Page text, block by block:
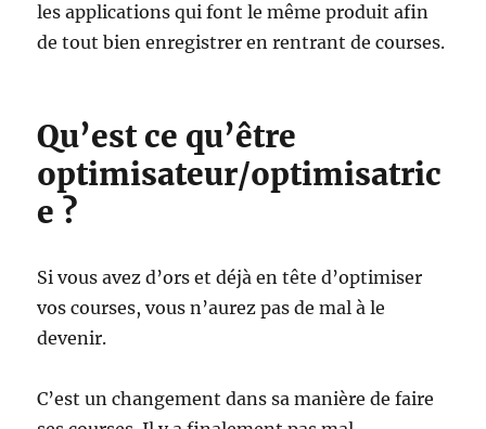
les applications qui font le même produit afin
de tout bien enregistrer en rentrant de courses.
Qu’est ce qu’être
optimisateur/optimisatric
e ?
Si vous avez d’ors et déjà en tête d’optimiser
vos courses, vous n’aurez pas de mal à le
devenir.
C’est un changement dans sa manière de faire